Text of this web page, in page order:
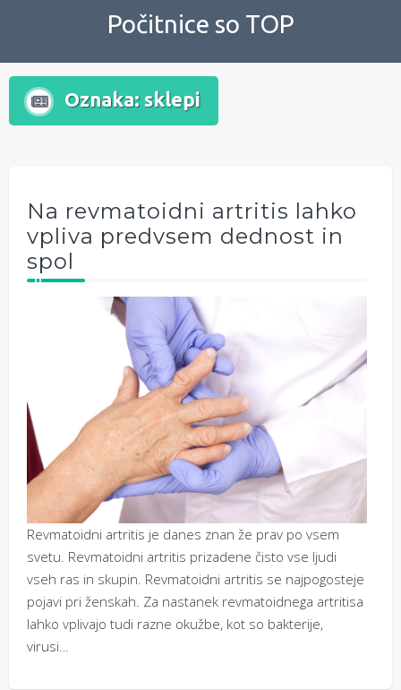
Počitnice so TOP
Oznaka: sklepi
Na revmatoidni artritis lahko
vpliva predvsem dednost in
spol
Revmatoidni artritis je danes znan že prav po vsem
svetu. Revmatoidni artritis prizadene čisto vse ljudi
vseh ras in skupin. Revmatoidni artritis se najpogosteje
pojavi pri ženskah. Za nastanek revmatoidnega artritisa
lahko vplivajo tudi razne okužbe, kot so bakterije,
virusi…